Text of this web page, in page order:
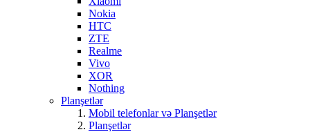
Nokia
HTC
ZTE
Realme
Vivo
XOR
Nothing
Planşetlər
Mobil telefonlar və Planşetlər
Planşetlər